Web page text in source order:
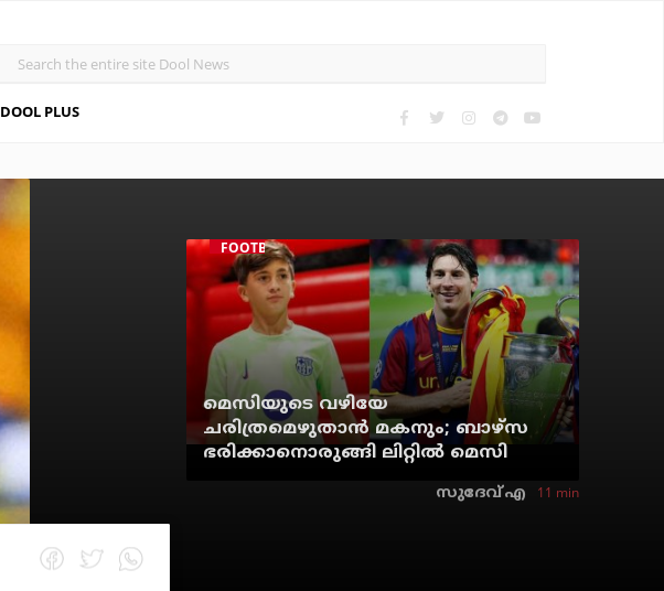
DOOL PLUS
FOOTBALL
മെസിയുടെ വഴിയേ
ചരിത്രമെഴുതാന്‍ മകനും; ബാഴ്‌സ
ഭരിക്കാനൊരുങ്ങി ലിറ്റില്‍ മെസി
സുദേവ് എ 11 min